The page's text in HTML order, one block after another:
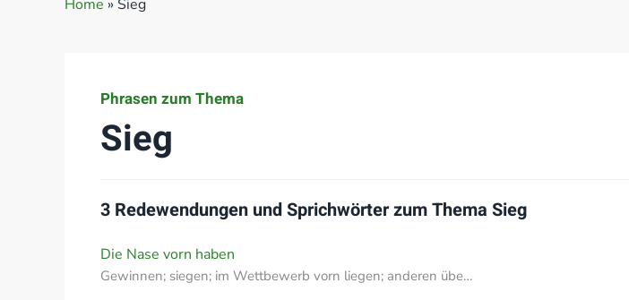
Home » Sieg
Phrasen zum Thema
Sieg
3 Redewendungen und Sprichwörter zum Thema Sieg
Die Nase vorn haben
Gewinnen; siegen; im Wettbewerb vorn liegen; anderen übe…